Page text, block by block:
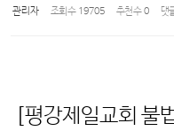
관리자 조회 수 19705 추천 수0 댓
[평강제일교회 불